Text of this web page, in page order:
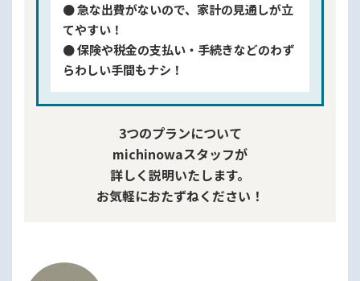
● 急な出費がないので、家計の見通しが立
てやすい！
● 保険や税金の支払い・手続きなどのわず
らわしい手間もナシ！
3つのプランについて
michinowaスタッフが
詳しく説明いたします。
お気軽におたずねください！